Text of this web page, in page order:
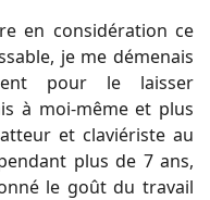
en considération ce
je me démenais
pour le laisser
à moi-même et plus
et claviériste au
plus de 7 ans,
le goût du travail